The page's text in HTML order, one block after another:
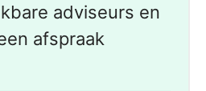
adviseurs en
afspraak